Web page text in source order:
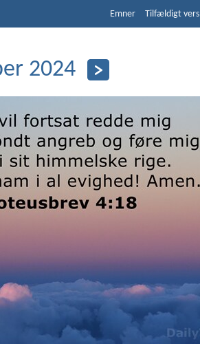
Emner Tilfældigt vers
2024